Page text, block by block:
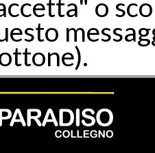
o